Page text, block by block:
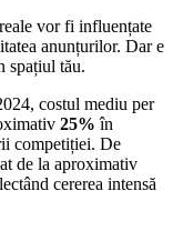
vor fi influențate
anunțurilor. Dar e
spațiul tău.
costul mediu per
25% în
competiției. De
de la aproximativ
cererea intensă